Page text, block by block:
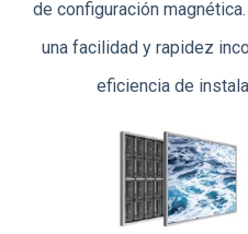
de configuración
una facilidad y rapidez
eficiencia de